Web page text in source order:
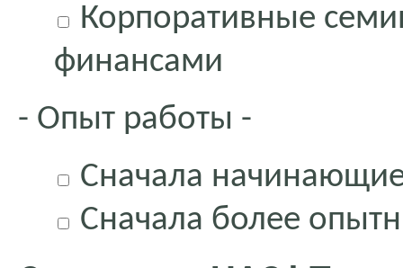
Корпоративные
финансами
- Опыт работы -
Сначала
Сначала более